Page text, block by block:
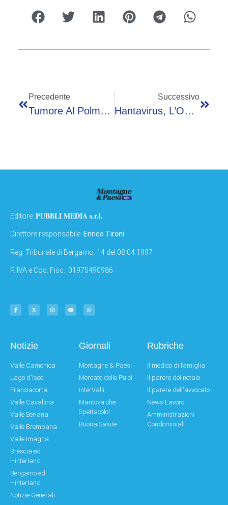
Precedente
Tumore Al Polmone, Rimborsata In Italia Terapia Chemio-Free Per Mutazioni Egfr
Successivo
Hantavirus, L’Oms Avverte: È Più Contagioso Non Appena Compaiono I Sintomi
Editore: PUBBLI MEDIA s.r.l.
Direttore responsabile: Enrico Tironi
Reg: Tribunale di Bergamo: 14 del 08.04.1997
P. IVA e Cod. Fisc.: 01975490986
Notizie
Valle Camonica
Lago d'Iseo
Franciacorta
Valle Cavallina
Valle Seriana
Valle Brembana
Valle Imagna
Brescia ed
Hinterland
Bergamo ed
Hinterland
Notizie Generali
Giornali
Montagne & Paesi
Mercato delle Pulci
interValli
Mantova che
Spettacolo!
Buona Salute
Rubriche
Il medico di famiglia
Il parere del notaio
Il parere dell'avvocato
News Lavoro
Amministrazioni
Condominiali